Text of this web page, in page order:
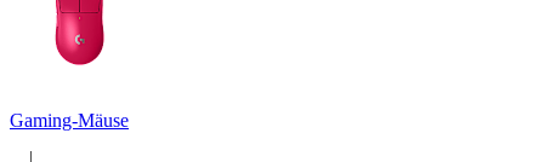
Gaming-Mäuse